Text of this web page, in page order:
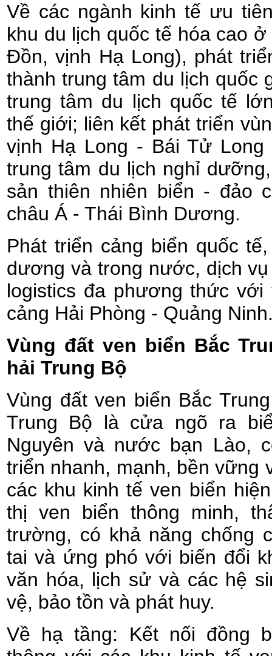
Về các ngành kinh tế ưu
khu du lịch quốc tế hóa cao
Đồn, vịnh Hạ Long), phát
thành trung tâm du lịch quốc
trung tâm du lịch quốc tế
thế giới; liên kết phát triển
vịnh Hạ Long - Bái Tử
trung tâm du lịch nghỉ
sản thiên nhiên biển - đảo
châu Á - Thái Bình Dương.
Phát triển cảng biển quốc
dương và trong nước, dịch
logistics đa phương thức với
cảng Hải Phòng - Quảng
Vùng đất ven biển Bắc
hải Trung Bộ
Vùng đất ven biển Bắc
Trung Bộ là cửa ngõ ra
Nguyên và nước bạn Lào,
triển nhanh, mạnh, bền vững
các khu kinh tế ven biển
thị ven biển thông minh,
trường, có khả năng chống
tai và ứng phó với biến đổi
văn hóa, lịch sử và các hệ
vệ, bảo tồn và phát huy.
Về hạ tầng: Kết nối đồng